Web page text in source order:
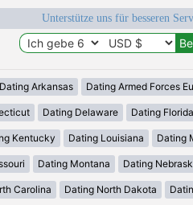
Unterstütze uns für besseren
Dating Arkansas Dating Armed Forces
Dating Delaware Dating Florida
Kentucky Dating Louisiana Dating
Dating Montana Dating
Carolina Dating North Dakota